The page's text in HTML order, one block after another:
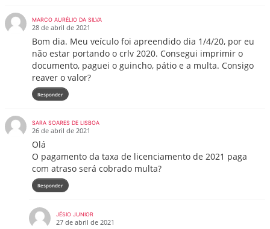
MARCO AURÉLIO DA SILVA
28 de abril de 2021
Bom dia. Meu veículo foi apreendido dia 1/4/20, por eu
não estar portando o crlv 2020. Consegui imprimir o
documento, paguei o guincho, pátio e a multa. Consigo
reaver o valor?
Responder
SARA SOARES DE LISBOA
26 de abril de 2021
Olá
O pagamento da taxa de licenciamento de 2021 paga
com atraso será cobrado multa?
Responder
JÉSIO JUNIOR
27 de abril de 2021